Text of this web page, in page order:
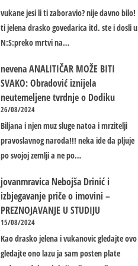
vukane jesi li ti zaboravio? nije davno bilo!
ti jelena drasko govedarica itd. ste i dosli u
N:S:preko mrtvi na…
nevena ANALITIČAR MOŽE BITI
SVAKO: Obradović iznijela
neutemeljene tvrdnje o Dodiku
26/08/2024
Biljana i njen muz sluge natoa i mrzitelji
pravoslavnog naroda!!! neka ide da pljuje
po svojoj zemlji a ne po…
jovanmravica Nebojša Drinić i
izbjegavanje priče o imovini –
PREZNOJAVANJE U STUDIJU
15/08/2024
Kao drasko jelena i vukanovic gledajte ovo
gledajte ono lazu ja sam posten plate